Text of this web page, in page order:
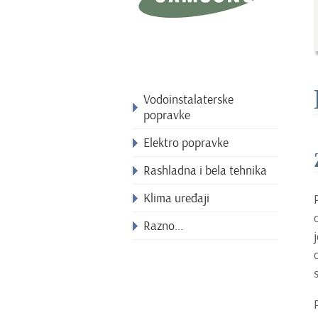
Vodoinstalaterske
popravke
Elektro popravke
Rashladna i bela tehnika
Klima uređaji
Razno...